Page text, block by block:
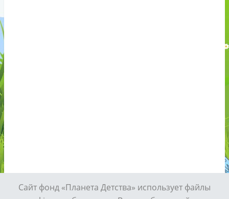
как обрабатываются ваши данные комментариев.
Сайт фонд «Планета Детства» использует файлы